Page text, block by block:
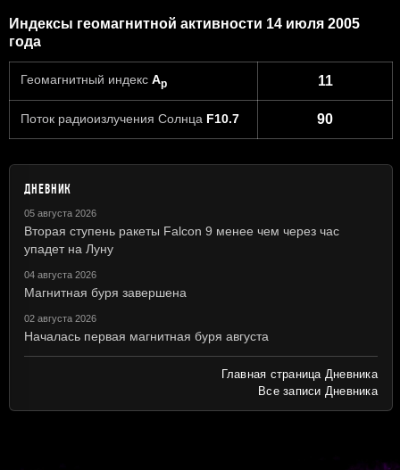
Индексы геомагнитной активности 14 июля 2005
года
Геомагнитный индекс Ap 11
Поток радиоизлучения Солнца F10.7 90
ДНЕВНИК
05 августа 2026
Вторая ступень ракеты Falcon 9 менее чем через час
упадет на Луну
04 августа 2026
Магнитная буря завершена
02 августа 2026
Началась первая магнитная буря августа
Главная страница Дневника
Все записи Дневника